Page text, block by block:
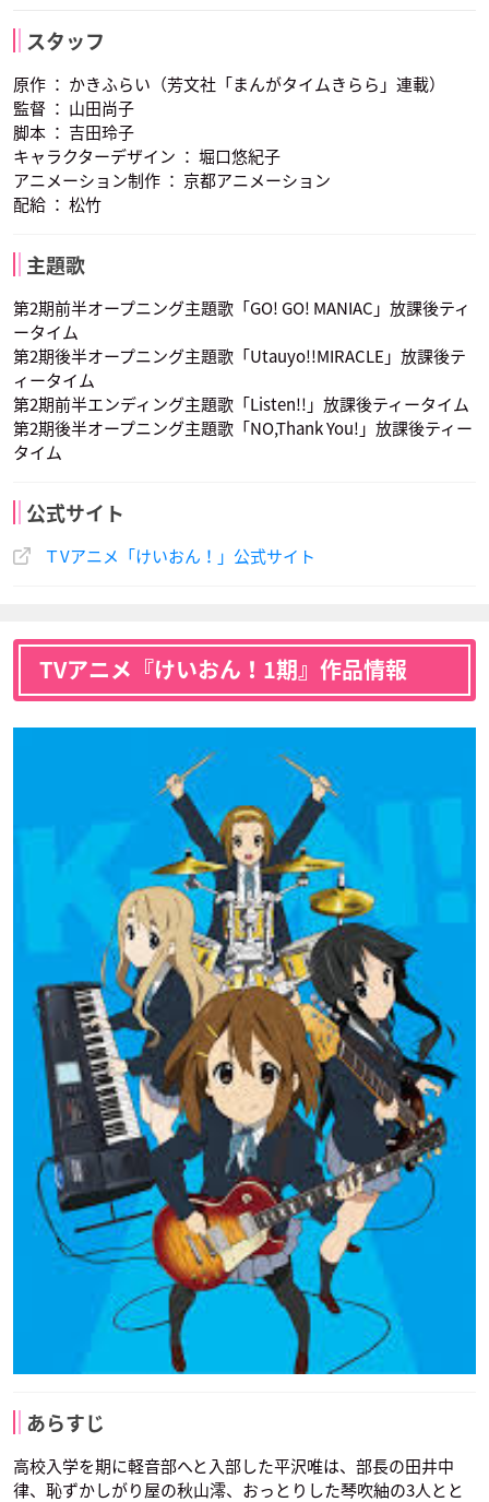
声優：寿美菜子
声優：真田アサミ
スタッフ
原作 ： かきふらい（芳文社「まんがタイムきらら」連載）
監督 ： 山田尚子
脚本 ： 吉田玲子
キャラクターデザイン ： 堀口悠紀子
アニメーション制作 ： 京都アニメーション
配給 ： 松竹
主題歌
第2期前半オープニング主題歌「GO! GO! MANIAC」放課後ティ
ータイム
第2期後半オープニング主題歌「Utauyo!!MIRACLE」放課後テ
ィータイム
第2期前半エンディング主題歌「Listen!!」放課後ティータイム
第2期後半オープニング主題歌「NO,Thank You!」放課後ティー
タイム
公式サイト
ＴVアニメ「けいおん！」公式サイト
TVアニメ『けいおん！1期』作品情報
あらすじ
高校入学を期に軽音部へと入部した平沢唯は、部長の田井中
律、恥ずかしがり屋の秋山澪、おっとりした琴吹紬の3人とと